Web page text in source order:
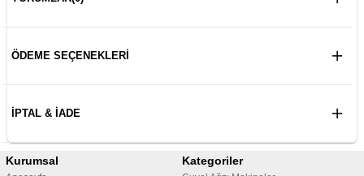
ÖDEME SEÇENEKLERI
İPTAL & İADE
Kurumsal Kategoriler